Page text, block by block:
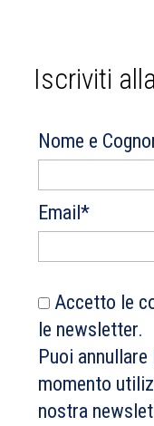
Iscriviti
Nome e
Email*
Accetto le
le newsletter.
Puoi
momento
nostra